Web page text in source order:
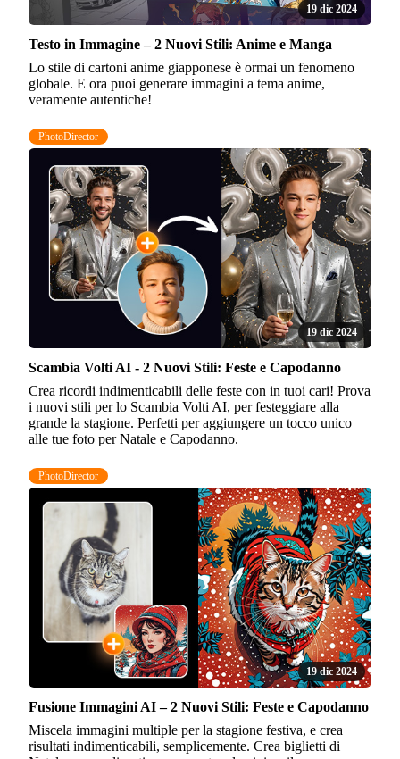
19 dic 2024
Testo in Immagine – 2 Nuovi Stili: Anime e Manga
Lo stile di cartoni anime giapponese è ormai un fenomeno
globale. E ora puoi generare immagini a tema anime,
veramente autentiche!
PhotoDirector
19 dic 2024
Scambia Volti AI - 2 Nuovi Stili: Feste e Capodanno
Crea ricordi indimenticabili delle feste con in tuoi cari! Prova
i nuovi stili per lo Scambia Volti AI, per festeggiare alla
grande la stagione. Perfetti per aggiungere un tocco unico
alle tue foto per Natale e Capodanno.
PhotoDirector
19 dic 2024
Fusione Immagini AI – 2 Nuovi Stili: Feste e Capodanno
Miscela immagini multiple per la stagione festiva, e crea
risultati indimenticabili, semplicemente. Crea biglietti di